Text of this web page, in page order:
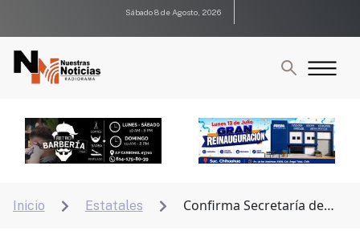
Sábado 8 de Agosto, 2026
Inicio  Estatales 
Confirma Secretaría de